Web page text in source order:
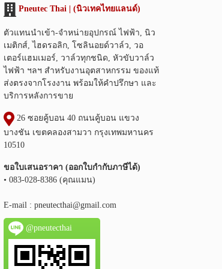
Pneutec Thai | (นิวเทคไทยแลนด์)
ตัวแทนนำเข้า-จำหน่ายอุปกรณ์ ไฟฟ้า, นิว
เมติกส์, ไฮดรอลิก, โซลินอยด์วาล์ว, วอ
เตอร์แฮมเมอร์, วาล์วทุกชนิด, หัวขับวาล์ว
ไฟฟ้า ฯลฯ สำหรับงานอุตสาหกรรม ของแท้
ส่งตรงจากโรงงาน พร้อมให้คำปรึกษา และ
บริการหลังการขาย
26 ซอยคู้บอน 40 ถนนคู้บอน แขวง
บางชัน เขตคลองสามวา กรุงเทพมหานคร
10510
ขอใบเสนอราคา (ออกใบกำกับภาษีได้)
• 083-028-8386 (คุณแมน)
E-mail : pneutecthai@gmail.com
@pneutecthai